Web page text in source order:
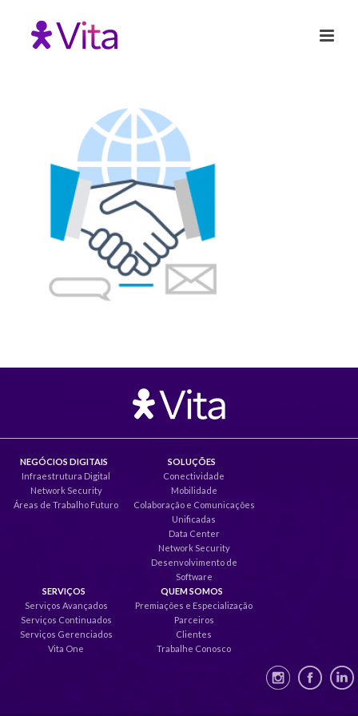
NEGÓCIOS DIGITAIS
Infraestrutura Digital
Network Security
Áreas de Trabalho Futuro
SOLUÇÕES
Conectividade
Mobilidade
Colaboração e Comunicações
Unificadas
Data Center
Network Security
Desenvolvimento de
Software
SERVIÇOS
Serviços Avançados
Serviços Continuados
Serviços Gerenciados
Vita One
QUEM SOMOS
Premiações e Especialização
Parceiros
Clientes
Trabalhe Conosco